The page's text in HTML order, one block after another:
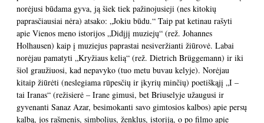
norėjusi būdama gyva, ją šiek tiek pažinojusieji (nes kitokių
paprasčiausiai nėra) atsako: „Jokiu būdu.“ Taip pat ketinau rašyti
apie Vienos meno istorijos „Didįjį muziejų“ (rež. Johannes
Holhausen) kaip į muziejus paprastai nesiveržianti žiūrovė. Labai
norėjau pamatyti „Kryžiaus kelią“ (rež. Dietrich Brüggemann) ir iki
šiol graužiuosi, kad nepavyko (tuo metu buvau kelyje). Norėjau
kitaip žiūrėti (neslegiama rūpesčių ir įkyrių minčių) poetiškąjį „I –
tai Iranas“ (režisierė – Irane gimusi, bet Briuselyje užaugusi ir
gyvenanti Sanaz Azar, besimokanti savo gimtosios kalbos) apie persų
kalbą, jos rašmenis, simbolius, ženklus, istoriją, o po filmo apie